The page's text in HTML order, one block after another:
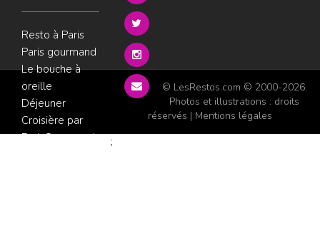
Resto à Paris
Paris gourmand
Le bouche à
oreille
Déjeuner
Croisière par
ParisGourmand
© LesRestos.com © 2000-2026.
Photos et illustrations : droits
réservés | Mentions légales
;